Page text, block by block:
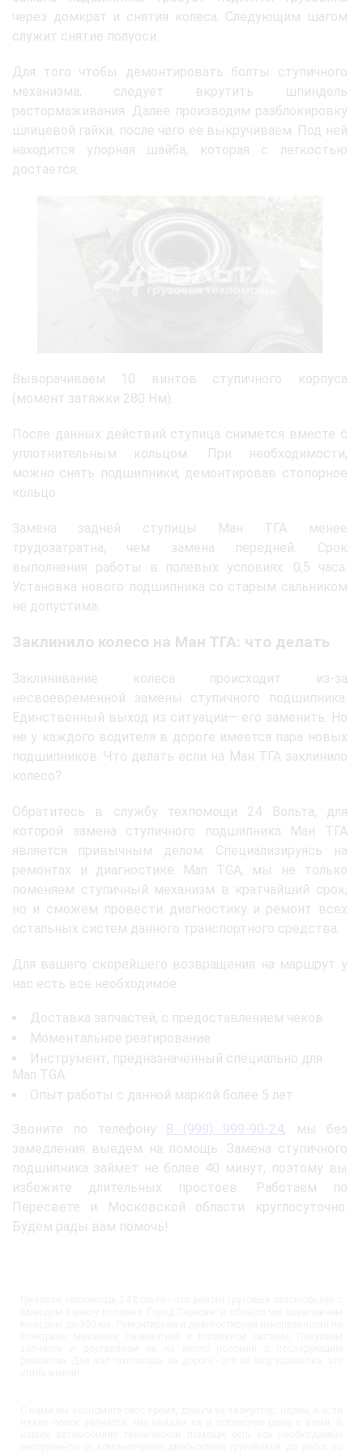
через домкрат и снятия колеса. Следующим шагом
служит снятие полуоси.
Для того чтобы демонтировать болты ступичного
механизма, следует вкрутить шпиндель
растормаживания. Далее производим разблокировку
шлицевой гайки, после чего ее выкручиваем. Под ней
находится упорная шайба, которая с легкостью
достается.
Выворачиваем 10 винтов ступичного корпуса
(момент затяжки 280 Нм).
После данных действий ступица снимется вместе с
уплотнительным кольцом. При необходимости,
можно снять подшипники, демонтировав стопорное
кольцо.
Замена задней ступицы Ман ТГА менее
трудозатратна, чем замена передней. Срок
выполнения работы в полевых условиях: 0,5 часа.
Установка нового подшипника со старым сальником
не допустима.
Заклинило колесо на Ман ТГА: что делать
Заклинивание колеса происходит из-за
несвоевременной замены ступичного подшипника.
Единственный выход из ситуации— его заменить. Но
не у каждого водителя в дороге имеется пара новых
подшипников. Что делать если на Ман ТГА заклинило
колесо?
Обратитесь в службу техпомощи 24 Вольта, для
которой замена ступичного подшипника Ман ТГА
является привычным делом. Специализируясь на
ремонтах и диагностике Man TGA, мы не только
поменяем ступичный механизм в кратчайший срок,
но и сможем провести диагностику и ремонт всех
остальных систем данного транспортного средства.
Для вашего скорейшего возвращения на маршрут у
нас есть все необходимое:
Доставка запчастей, с предоставлением чеков
Моментальное реагирование
Инструмент, предназначенный специально для
Man TGA
Опыт работы с данной маркой более 5 лет
Звоните по телефону 8 (999) 999-90-24, мы без
замедления выедем на помощь. Замена ступичного
подшипника займет не более 40 минут, поэтому вы
избежите длительных простоев. Работаем по
Пересвете и Московской области круглосуточно.
Будем рады вам помочь!